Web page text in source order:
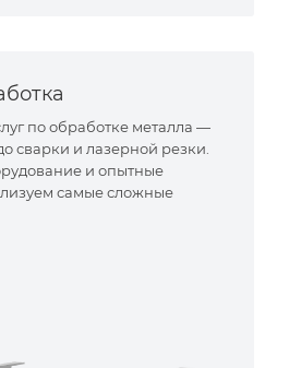
по обработке металла —
сварки и лазерной резки.
и опытные
самые сложные